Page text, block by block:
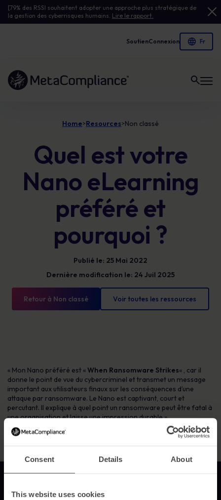
Consent Details About
This website uses cookies
[79% des RSSI souhaitent adopter une approche plus stratégique de
la gestion des cyberrisques humains. Lire le rapport.
SoutienConnexion
Lien vers la page d'accueil
Home>Resources>Non classé
Quel est votre
Nano eLearning
préféré et
pourquoi ?
Publié le: 25 Mai 2022
Dernière modification le: 24 Juil 2025
Retour à Non classé Voir toutes les ressources
« Mon Nano préféré est «When Ransomware Strikes« , car il
donne le point de vue du cybercriminel et transmet un message
important aux utilisateurs finaux sur les conséquences d’une
attaque par ransomware. Le Nano est captivant, court et
percutant. Il explique à quel point un ransomware peut être fatal à
une organisation et laisse une impression durable ».